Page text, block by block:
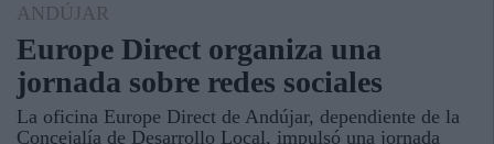
ANDÚJAR
Europe Direct organiza una
jornada sobre redes sociales
La oficina Europe Direct de Andújar, dependiente de la
Concejalía de Desarrollo Local, impulsó una jornada